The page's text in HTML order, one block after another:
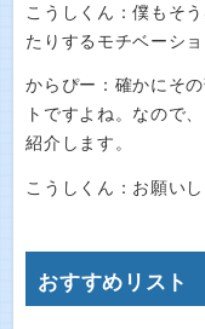
こうしくん：僕もそ
たりするモチベーシ
からぴー：確かにそ
トですよね。なので
紹介します。
こうしくん：お願いし
おすすめリスト